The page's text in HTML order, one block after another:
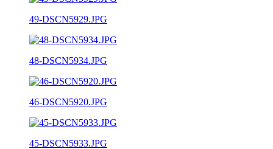
49-DSCN5929.JPG
48-DSCN5934.JPG
46-DSCN5920.JPG
45-DSCN5933.JPG